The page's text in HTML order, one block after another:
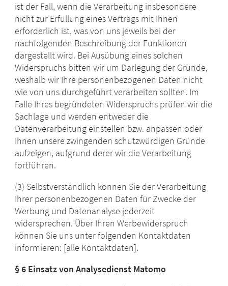
ist der Fall, wenn die Verarbeitung insbesondere
nicht zur Erfüllung eines Vertrags mit Ihnen
erforderlich ist, was von uns jeweils bei der
nachfolgenden Beschreibung der Funktionen
dargestellt wird. Bei Ausübung eines solchen
Widerspruchs bitten wir um Darlegung der Gründe,
weshalb wir Ihre personenbezogenen Daten nicht
wie von uns durchgeführt verarbeiten sollten. Im
Falle Ihres begründeten Widerspruchs prüfen wir die
Sachlage und werden entweder die
Datenverarbeitung einstellen bzw. anpassen oder
Ihnen unsere zwingenden schutzwürdigen Gründe
aufzeigen, aufgrund derer wir die Verarbeitung
fortführen.
(3) Selbstverständlich können Sie der Verarbeitung
Ihrer personenbezogenen Daten für Zwecke der
Werbung und Datenanalyse jederzeit
widersprechen. Über Ihren Werbewiderspruch
können Sie uns unter folgenden Kontaktdaten
informieren: [alle Kontaktdaten].
§ 6 Einsatz von Analysedienst Matomo